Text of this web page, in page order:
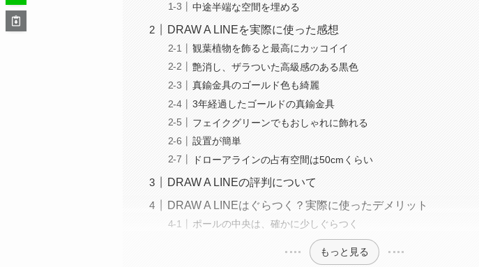
中途半端な空間を埋める
DRAW A LINEを実際に使った感想
観葉植物を飾ると最高にカッコイイ
艶消し、ザラついた高級感のある黒色
真鍮金具のゴールド色も綺麗
3年経過したゴールドの真鍮金具
フェイクグリーンでもおしゃれに飾れる
設置が簡単
ドローアラインの占有空間は50cmくらい
DRAW A LINEの評判について
DRAW A LINEはぐらつく？実際に使ったデメリット
ポールの中央は、確かに少しぐらつく
もっと見る